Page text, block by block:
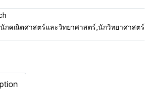
กคณิตศาสตร์และวิทยาศาสตร์ นักวิทยาศาสตร์